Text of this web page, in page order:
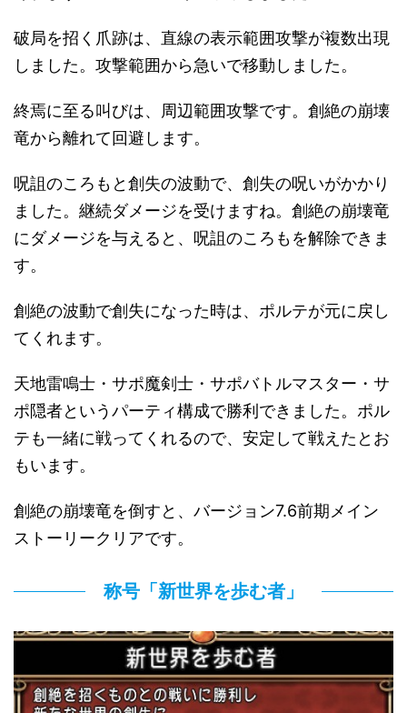
破局を招く爪跡は、直線の表示範囲攻撃が複数出現
しました。攻撃範囲から急いで移動しました。
終焉に至る叫びは、周辺範囲攻撃です。創絶の崩壊
竜から離れて回避します。
呪詛のころもと創失の波動で、創失の呪いがかかり
ました。継続ダメージを受けますね。創絶の崩壊竜
にダメージを与えると、呪詛のころもを解除できま
す。
創絶の波動で創失になった時は、ポルテが元に戻し
てくれます。
天地雷鳴士・サポ魔剣士・サポバトルマスター・サ
ポ隠者というパーティ構成で勝利できました。ポル
テも一緒に戦ってくれるので、安定して戦えたとお
もいます。
創絶の崩壊竜を倒すと、バージョン7.6前期メイン
ストーリークリアです。
称号「新世界を歩む者」